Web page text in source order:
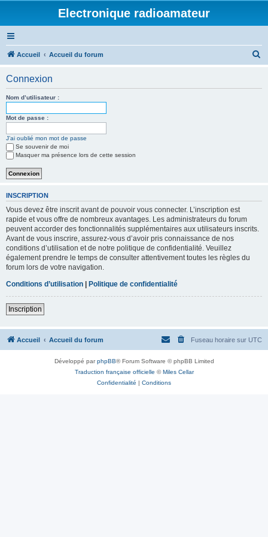
Electronique radioamateur
Accueil Accueil du forum
Connexion
Nom d’utilisateur :
Mot de passe :
J’ai oublié mon mot de passe
Se souvenir de moi
Masquer ma présence lors de cette session
INSCRIPTION
Vous devez être inscrit avant de pouvoir vous connecter. L’inscription est
rapide et vous offre de nombreux avantages. Les administrateurs du forum
peuvent accorder des fonctionnalités supplémentaires aux utilisateurs inscrits.
Avant de vous inscrire, assurez-vous d’avoir pris connaissance de nos
conditions d’utilisation et de notre politique de confidentialité. Veuillez
également prendre le temps de consulter attentivement toutes les règles du
forum lors de votre navigation.
Conditions d’utilisation | Politique de confidentialité
Inscription
Accueil Accueil du forum Fuseau horaire sur UTC
Développé parphpBB® Forum Software © phpBB Limited
Traduction française officielle ©Miles Cellar
Confidentialité | Conditions